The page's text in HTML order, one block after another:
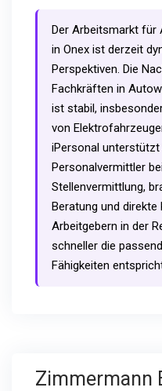
Der Arbeitsmarkt für
in Onex ist derzeit
Perspektiven. Die
Fachkräften in
ist stabil,
von
iPersonal
Personalvermittler
Stellenvermittlung,
Beratung und
Arbeitgebern in der
schneller die
Fähigkeiten
Zimmermann